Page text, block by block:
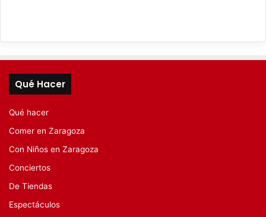
Qué Hacer
Qué hacer
Comer en Zaragoza
Con Niños en Zaragoza
Conciertos
De Tiendas
Espectáculos